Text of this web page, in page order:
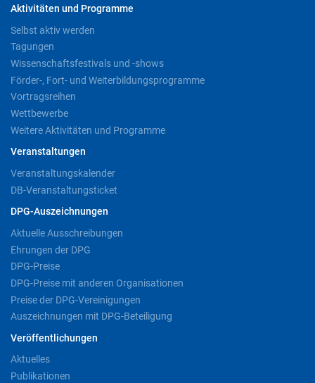
Aktivitäten und Programme
Selbst aktiv werden
Tagungen
Wissenschaftsfestivals und -shows
Förder-, Fort- und Weiterbildungsprogramme
Vortragsreihen
Wettbewerbe
Weitere Aktivitäten und Programme
Veranstaltungen
Veranstaltungskalender
DB-Veranstaltungsticket
DPG-Auszeichnungen
Aktuelle Ausschreibungen
Ehrungen der DPG
DPG-Preise
DPG-Preise mit anderen Organisationen
Preise der DPG-Vereinigungen
Auszeichnungen mit DPG-Beteiligung
Veröffentlichungen
Aktuelles
Publikationen